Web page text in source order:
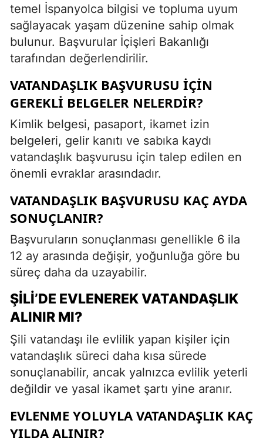
temel İspanyolca bilgisi ve topluma uyum
sağlayacak yaşam düzenine sahip olmak
bulunur. Başvurular İçişleri Bakanlığı
tarafından değerlendirilir.
VATANDAŞLIK BAŞVURUSU İÇIN
GEREKLI BELGELER NELERDIR?
Kimlik belgesi, pasaport, ikamet izin
belgeleri, gelir kanıtı ve sabıka kaydı
vatandaşlık başvurusu için talep edilen en
önemli evraklar arasındadır.
VATANDAŞLIK BAŞVURUSU KAÇ AYDA
SONUÇLANIR?
Başvuruların sonuçlanması genellikle 6 ila
12 ay arasında değişir, yoğunluğa göre bu
süreç daha da uzayabilir.
ŞILI’DE EVLENEREK VATANDAŞLIK
ALINIR MI?
Şili vatandaşı ile evlilik yapan kişiler için
vatandaşlık süreci daha kısa sürede
sonuçlanabilir, ancak yalnızca evlilik yeterli
değildir ve yasal ikamet şartı yine aranır.
EVLENME YOLUYLA VATANDAŞLIK KAÇ
YILDA ALINIR?